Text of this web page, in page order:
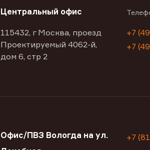
Центральный офис
115432, г Москва, проезд
Проектируемый 4062-й,
дом 6, стр 2
+7
+7
Офис/ПВЗ Вологда на ул.
+7